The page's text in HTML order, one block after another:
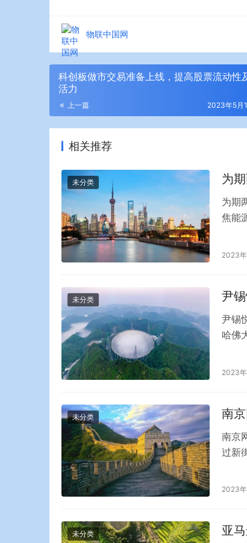
物联中国网
科创板做市交易准备上线，提高股票流动性
活力
上一篇 2023年5月
相关推荐
未分类 为
为期
焦能
策
2023
未分类 尹
尹锡
哈佛
认
2023
未分类 南
南京
过新
猴
2023
未分类
亚